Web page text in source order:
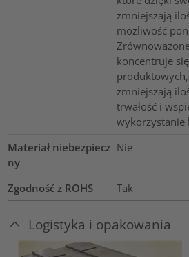
zmniejszają
możliwość
koncentruje
zmniejszają
trwałość i
wykorzystanie
Materiał niebezpiecz
ny
Nie
Zgodność z ROHS Tak
Logistyka i opakowania